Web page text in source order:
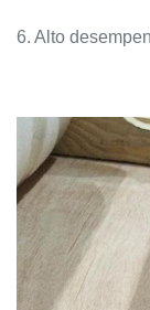
6. Alto